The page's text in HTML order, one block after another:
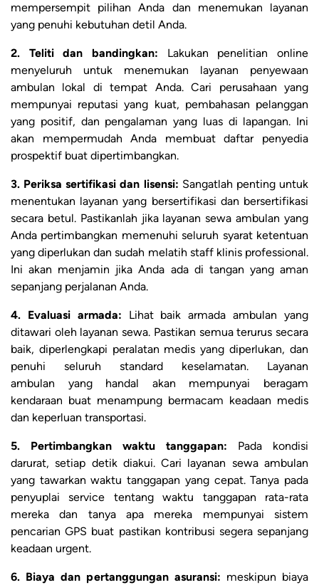
mempersempit pilihan Anda dan menemukan layanan
yang penuhi kebutuhan detil Anda.
2. Teliti dan bandingkan: Lakukan penelitian online
menyeluruh untuk menemukan layanan penyewaan
ambulan lokal di tempat Anda. Cari perusahaan yang
mempunyai reputasi yang kuat, pembahasan pelanggan
yang positif, dan pengalaman yang luas di lapangan. Ini
akan mempermudah Anda membuat daftar penyedia
prospektif buat dipertimbangkan.
3. Periksa sertifikasi dan lisensi: Sangatlah penting untuk
menentukan layanan yang bersertifikasi dan bersertifikasi
secara betul. Pastikanlah jika layanan sewa ambulan yang
Anda pertimbangkan memenuhi seluruh syarat ketentuan
yang diperlukan dan sudah melatih staff klinis professional.
Ini akan menjamin jika Anda ada di tangan yang aman
sepanjang perjalanan Anda.
4. Evaluasi armada: Lihat baik armada ambulan yang
ditawari oleh layanan sewa. Pastikan semua terurus secara
baik, diperlengkapi peralatan medis yang diperlukan, dan
penuhi seluruh standard keselamatan. Layanan
ambulan yang handal akan mempunyai beragam
kendaraan buat menampung bermacam keadaan medis
dan keperluan transportasi.
5. Pertimbangkan waktu tanggapan: Pada kondisi
darurat, setiap detik diakui. Cari layanan sewa ambulan
yang tawarkan waktu tanggapan yang cepat. Tanya pada
penyuplai service tentang waktu tanggapan rata-rata
mereka dan tanya apa mereka mempunyai sistem
pencarian GPS buat pastikan kontribusi segera sepanjang
keadaan urgent.
6. Biaya dan pertanggungan asuransi: meskipun biaya